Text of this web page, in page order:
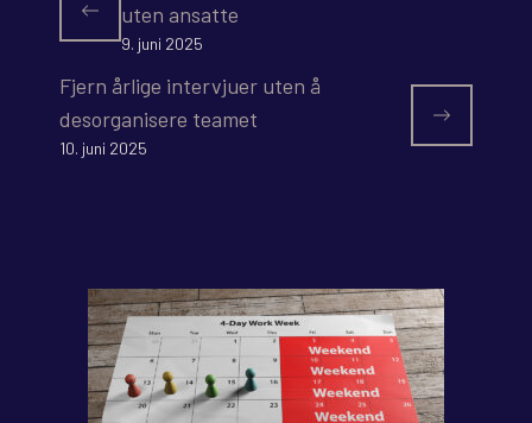
uten ansatte
9. juni 2025
Fjern årlige intervjuer uten å
desorganisere teamet
10. juni 2025